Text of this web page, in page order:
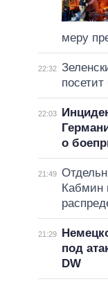
меру
22:32
22:03
о
21:49
Кабмин
21:29
под
DW